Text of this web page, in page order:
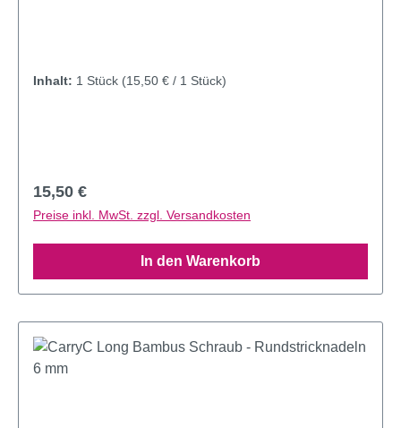
Inhalt: 1 Stück (15,50 € / 1 Stück)
Regulärer Preis:
15,50 €
Preise inkl. MwSt. zzgl. Versandkosten
In den Warenkorb